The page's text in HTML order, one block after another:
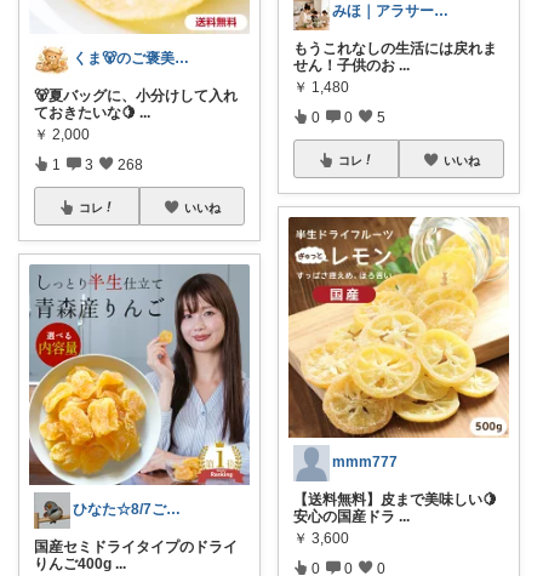
くま🐻のご褒美ROOM🍯
🐻夏バッグに、小分けして入れ
ておきたいな🍋 ...
￥ 2,000
1 3 268
コレ いいね
ひなた☆8/7ご購入感謝です❤️
国産セミドライタイプのドライ
りんご400g ...
みほ｜アラサー主婦｜共働き｜2児育児中
もうこれなしの生活には戻れま
せん！子供のお ...
￥ 1,480
0 0 5
コレ いいね
mmm777
【送料無料】皮まで美味しい🍋
安心の国産ドラ ...
￥ 3,600
0 0 0